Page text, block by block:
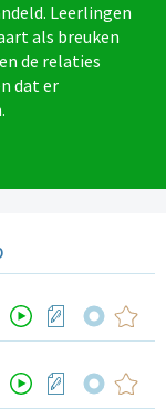
Leerlingen
als breuken
de relaties
dat er